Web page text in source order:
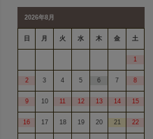
2026年8月
日 月 火 水 木 金 土
1
2 3 4 5 6 7 8
9 10 11 12 13 14 15
16 17 18 19 20 21 22